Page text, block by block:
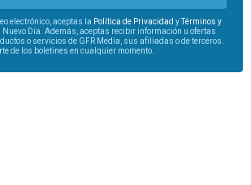
electrónico, aceptas la Política de Privacidad yTérminos y
Nuevo Día. Además, aceptas recibir información u ofertas
o servicios de GFR Media, sus afiliadas o de terceros.
de los boletines en cualquier momento.